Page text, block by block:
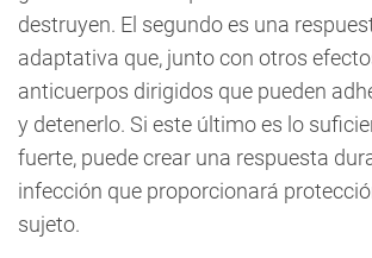
destruyen. El segundo es una
adaptativa que, junto con otros
anticuerpos dirigidos que pueden
y detenerlo. Si este último es lo
fuerte, puede crear una respuesta
infección que proporcionará
sujeto.